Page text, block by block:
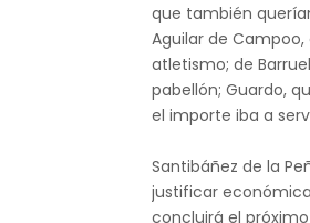
que también
Aguilar de
atletismo; de
pabellón; Guardo,
el importe iba a
Santibáñez de la
justificar
concluirá el próximo